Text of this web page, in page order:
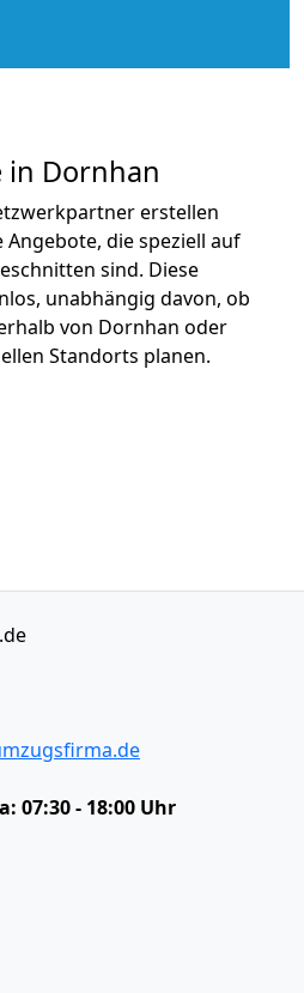
in Dornhan
erstellen
die speziell auf
sind. Diese
unabhängig davon, ob
von Dornhan oder
Standorts planen.
07:30 - 18:00 Uhr